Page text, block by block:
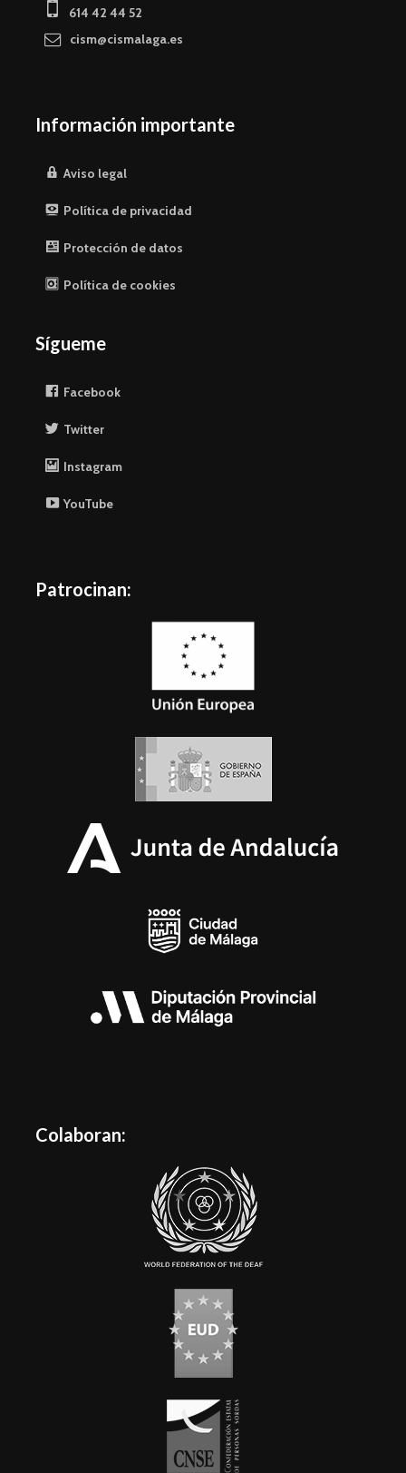
614 42 44 52
cism@cismalaga.es
Información importante
Aviso legal
Política de privacidad
Protección de datos
Política de cookies
Sígueme
Facebook
Twitter
Instagram
YouTube
Patrocinan:
Colaboran: